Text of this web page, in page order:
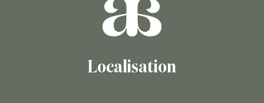
Localisation